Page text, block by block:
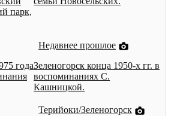
парк,
года
Недавнее прошлое
Зеленогорск конца 1950-х гг. в
воспоминаниях С.
Кашницкой.
Терийоки/Зеленогорск